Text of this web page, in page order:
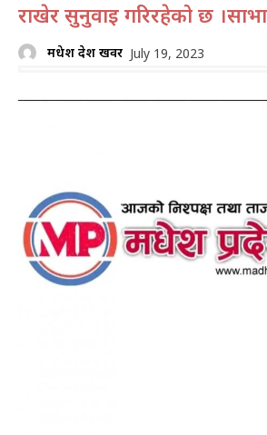
राखेर सुनुवाइ गरिरहेको छ
मधेश प्रदेश खवर July 19, 2023